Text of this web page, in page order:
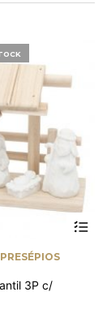
PRESÉPIOS
3P c/